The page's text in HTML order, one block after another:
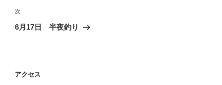
ビ
ゲ
ン
稿
次
の
次
6月17日 半夜釣り
アクセス